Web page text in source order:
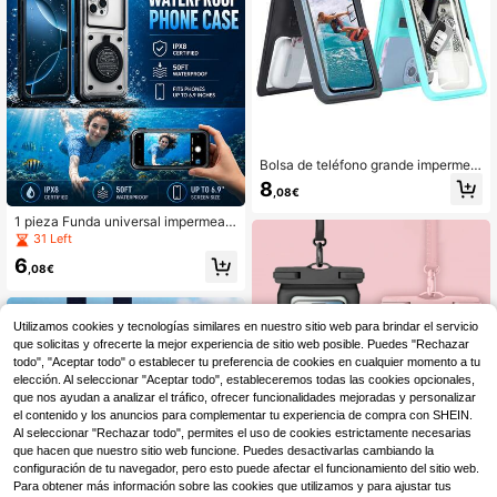
1 pieza Funda universal impermeabl
e para teléfono de 6.9 pulgadas, pa
ntalla táctil con soporte, a prueba d
e golpes y caídas, apta para todos l
a entusiastas de deportes acuático
éano, fiesta en la piscina
31 Left
6 ,08€
Bolsa de teléfono grande impermea
ble IPX8 de doble capacidad, bolsa
de teléfono móvil impermeable, bols
ebillas de bloqueo, incluyendo dos
bolsas separadas
8 ,08€
Utilizamos cookies y tecnologías similares en nuestro sitio web para brindar el servicio
que solicitas y ofrecerte la mejor experiencia de sitio web posible. Puedes "Rechazar
todo", "Aceptar todo" o establecer tu preferencia de cookies en cualquier momento a tu
elección. Al seleccionar "Aceptar todo", estableceremos todas las cookies opcionales,
que nos ayudan a analizar el tráfico, ofrecer funcionalidades mejoradas y personalizar
el contenido y los anuncios para complementar tu experiencia de compra con SHEIN.
Al seleccionar "Rechazar todo", permites el uso de cookies estrictamente necesarias
que hacen que nuestro sitio web funcione. Puedes desactivarlas cambiando la
configuración de tu navegador, pero esto puede afectar el funcionamiento del sitio web.
Para obtener más información sobre las cookies que utilizamos y para ajustar tus